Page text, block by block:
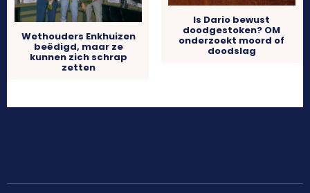
Wethouders Enkhuizen
beëdigd, maar ze
kunnen zich schrap
zetten
Is Dario bewust
doodgestoken? OM
onderzoekt moord of
doodslag